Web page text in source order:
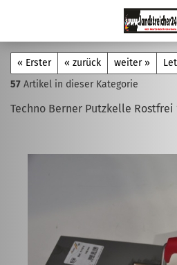
« Erster « zurück weiter »
57 Artikel in dieser Kategorie
Techno Berner Putzkelle Rostfrei